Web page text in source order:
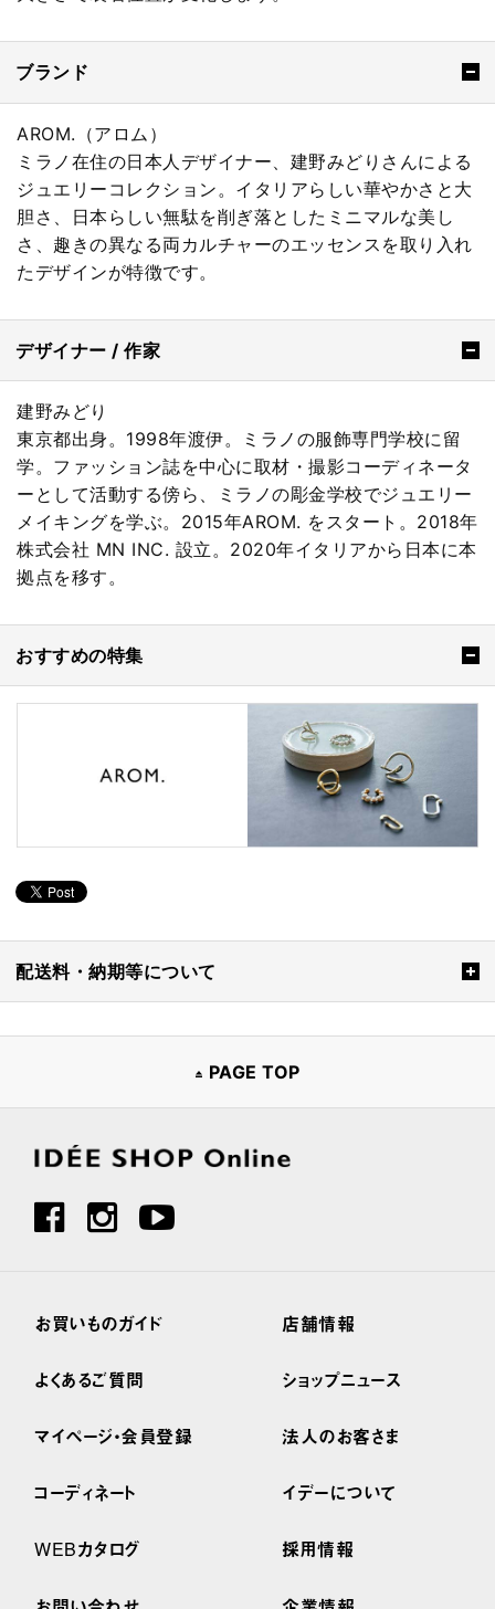
ブランド
AROM.（アロム）
ミラノ在住の日本人デザイナー、建野みどりさんによる
ジュエリーコレクション。イタリアらしい華やかさと大
胆さ、日本らしい無駄を削ぎ落としたミニマルな美し
さ、趣きの異なる両カルチャーのエッセンスを取り入れ
たデザインが特徴です。
デザイナー / 作家
建野みどり
東京都出身。1998年渡伊。ミラノの服飾専門学校に留
学。ファッション誌を中心に取材・撮影コーディネータ
ーとして活動する傍ら、ミラノの彫金学校でジュエリー
メイキングを学ぶ。2015年AROM. をスタート。2018年
株式会社 MN INC. 設立。2020年イタリアから日本に本
拠点を移す。
おすすめの特集
配送料・納期等について
PAGE TOP
お買いものガイド
よくあるご質問
マイページ・会員登録
コーディネート
WEBカタログ
店舗情報
ショップニュース
法人のお客さま
イデーについて
採用情報